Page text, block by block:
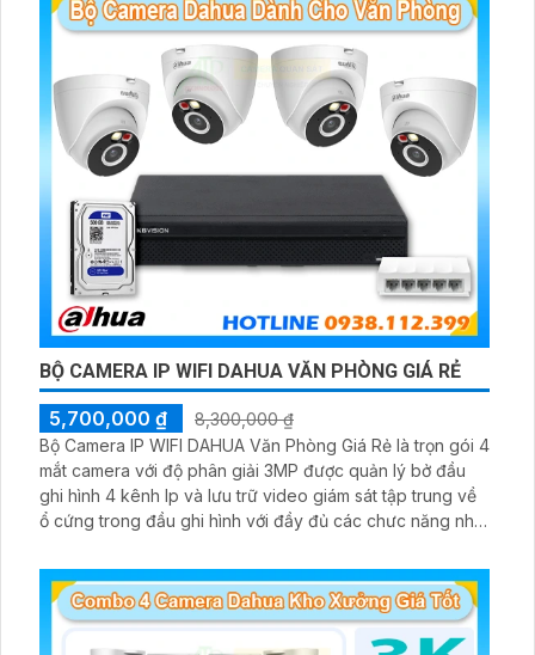
BỘ CAMERA IP WIFI DAHUA VĂN PHÒNG GIÁ RẺ
5,700,000 ₫
8,300,000 ₫
Bộ Camera IP WIFI DAHUA Văn Phòng Giá Rẻ là trọn gói 4
mắt camera với độ phân giải 3MP được quản lý bở đầu
ghi hình 4 kênh Ip và lưu trữ video giám sát tập trung về
ổ cứng trong đầu ghi hình với đầy đủ các chưc năng như
giám sát có màu vào ban đêm